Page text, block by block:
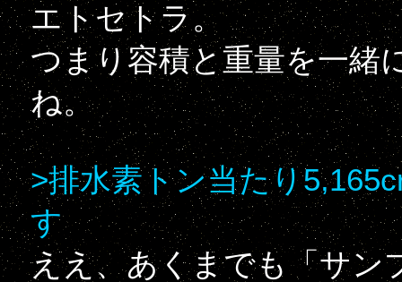
エトセトラ。
つまり容積と重量を一緒
ね。
>排水素トン当たり
す
ええ、あくまでも「サン